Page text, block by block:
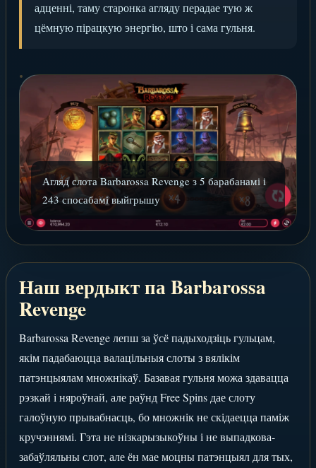
адценні, таму старонка агляду перадае тую ж
цёмную пірацкую энергію, што і сама гульня.
Агляд слота Barbarossa Revenge з 5 барабанамі і
243 спосабамі выйгрышу
Наш вердыкт па Barbarossa
Revenge
Barbarossa Revenge лепш за ўсё падыходзіць гульцам,
якім падабаюцца валацільныя слоты з вялікім
патэнцыялам множнікаў. Базавая гульня можа здавацца
рэзкай і няроўнай, але раўнд Free Spins дае слоту
галоўную прывабнасць, бо множнік не скідаецца паміж
кручэннямі. Гэта не нізкарызыкоўны і не выпадкова-
забаўляльны слот, але ён мае моцны патэнцыял для тых,